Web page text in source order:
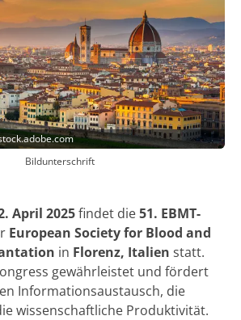
Bildunterschrift
April 2025findet die51. EBMT-
European Society for Blood and
in Florenz, Italien statt.
gewährleistet und fördert
Informationsaustausch, die
wissenschaftliche Produktivität.